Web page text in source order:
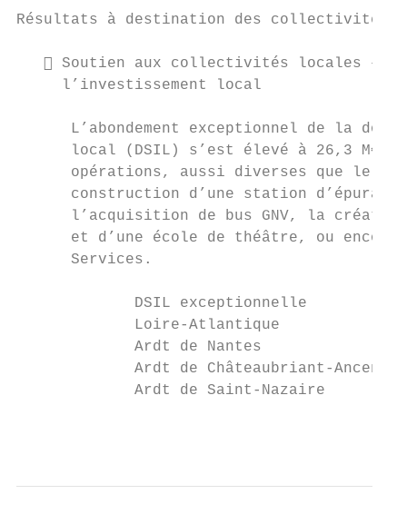
Résultats à destination des collectivités
 Soutien aux collectivités locales –
     l’investissement local
L’abondement exceptionnel de la
local (DSIL) s’est élevé à 26,3 M€
opérations, aussi diverses que le
construction d’une station
l’acquisition de bus GNV, la
et d’une école de théâtre, ou
      Services.
DSIL exceptionnelle
Loire-Atlantique
Ardt de Nantes
Ardt de Châteaubriant-Ancenis
Ardt de Saint-Nazaire